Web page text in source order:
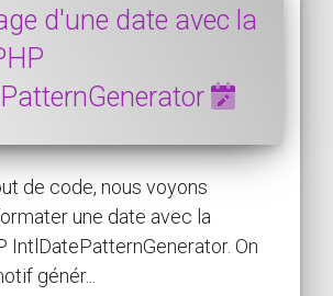
d'une date avec la
de code, nous voyons
une date avec la
IntlDatePatternGenerator. On
génér...